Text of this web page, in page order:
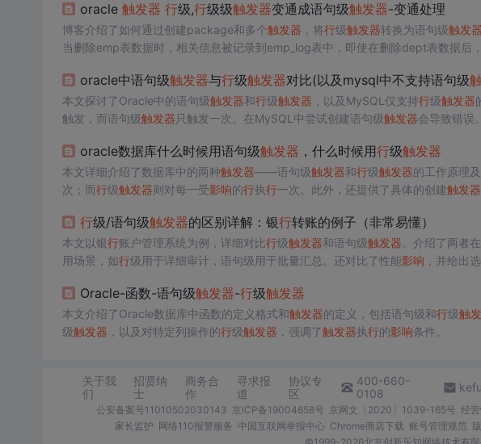
oracle 触发器 行级,行级级触发器变通成语句级触发器-变通处理
博客介绍了如何通过创建package和多个触发器 ，将行级触发器转换为语句级触发器
当删除emp表数据时，相关信息被记录到emp_log表中，即使在删除dept表数据后
oracle中语句级触发器与行级触发器对比(以及mysql中不支持语句级
本文探讨了Oracle中的语句级触发器和行级触发器 ，以及MySQL仅支持行级触发器
触发，而语句级触发器 只触发一次。在MySQL中尝试创建语句级触发器会导致错误。
oracle数据库什么时候用语句级触发器 ，什么时候用行级触发器
本文详细介绍了数据库中的两种触发器——语句级触发器和行级触发器的工作原理
次；而行级触发器则对每一受影响的行执行一次。此外，还提供了具体的创建触发器
行级/语句级触发器的区别详解：银行转账的例子（非常易懂）
本文以银行账户管理系统为例，详细对比行级触发器和语句级触发器 。介绍了两者
用场景，如行级用于详细审计，语句级用于批量汇总。还对比了性能影响 ，并给出
Oracle-函数-语句级触发器-行级触发器
本文介绍了Oracle数据库中函数的定义格式和触发器的定义，包括语句级和行级触
级触发器 ，以及对特定列操作的行级触发器 ，强调了触发器执行的影响条件。
关于我
们
招贤纳
士
商务合
作
寻求报
道
协议专
区
400-660-
0108
公安备案号11010502030143 京ICP备19004658号 京网文〔2020〕1039-165号 经
家长监护 网络110报警服务 中国互联网举报中心 Chrome商店下载 账号管理规范